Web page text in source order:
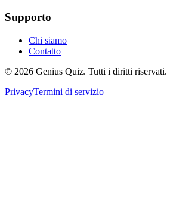
Supporto
Chi siamo
Contatto
© 2026 Genius Quiz. Tutti i diritti riservati.
PrivacyTermini di servizio